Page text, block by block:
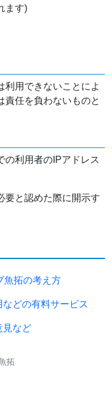
ます)
利用できないことによ
責任を負わないものと
の利用者のIPアドレス
要と認めた際に開示す
魚拓の考え方
どの有料サービス
見など
拓